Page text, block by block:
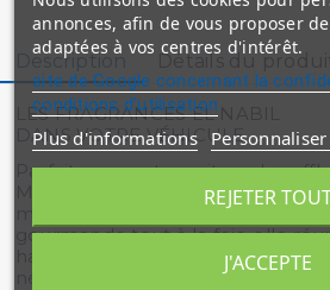
Description
LES FRAGRANCES EL NABIL
DANS VOTRE VÉHICULE
Parfait pour votre voiture, les
Musc Adem offrent une
modernité incomparable :
gourmande tout à la fois, elle
harmonieusement des notes de
néroli, de petit-grain et de fleur
annonces, afin de vous proposer
adaptées à vos centres d'intérêt.
site de Google concernant la
conditions d'utilisation
Plus d'informations
REJETER TOUT
J'ACCEPTE